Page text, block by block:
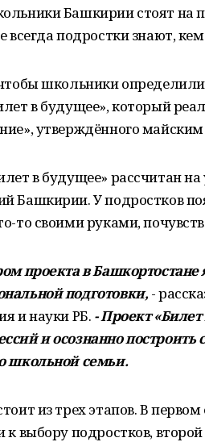
Башкирии стоят на
всегда подростки знают,
школьники
в будущее», который
утверждённого
в будущее» рассчитан
Башкирии. У подростков
то своими руками,
проекта в
подготовки, -
и науки РБ. - Проект
и осознанно
школьной семьи.
из трех этапов. В
к выбору подростков,